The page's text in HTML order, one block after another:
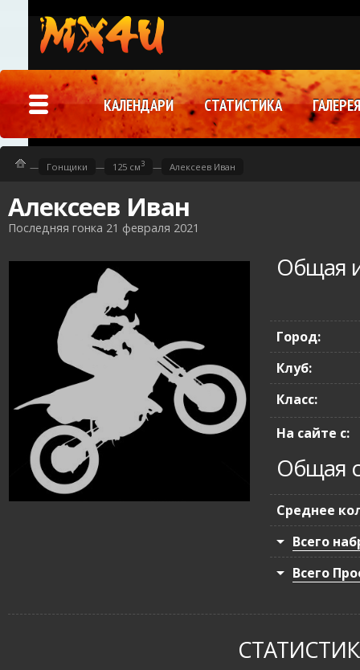
Алексеев Иван
Последняя гонка 21 февраля 2021
Общая
Город:
Клуб:
Класс:
На сайте с:
Общая
Среднее
Всего
Всего
— Гонщики — 125 см3 — Алексеев Иван
КАЛЕНДАРИ СТАТИСТИКА ГАЛЕРЕЯ